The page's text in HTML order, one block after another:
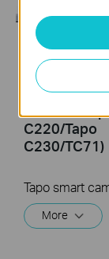
How to
microSD
Tapo
C220/Tapo
C230/TC71)
More